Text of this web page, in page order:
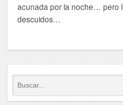
acunada por la noche… pero
descuidos…